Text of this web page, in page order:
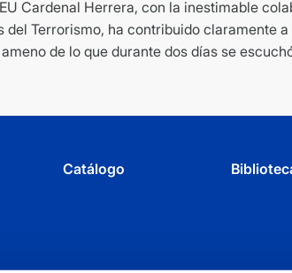
Cardenal Herrera, con la inestimable
Terrorismo, ha contribuido claramente
de lo que durante dos días se
Catálogo